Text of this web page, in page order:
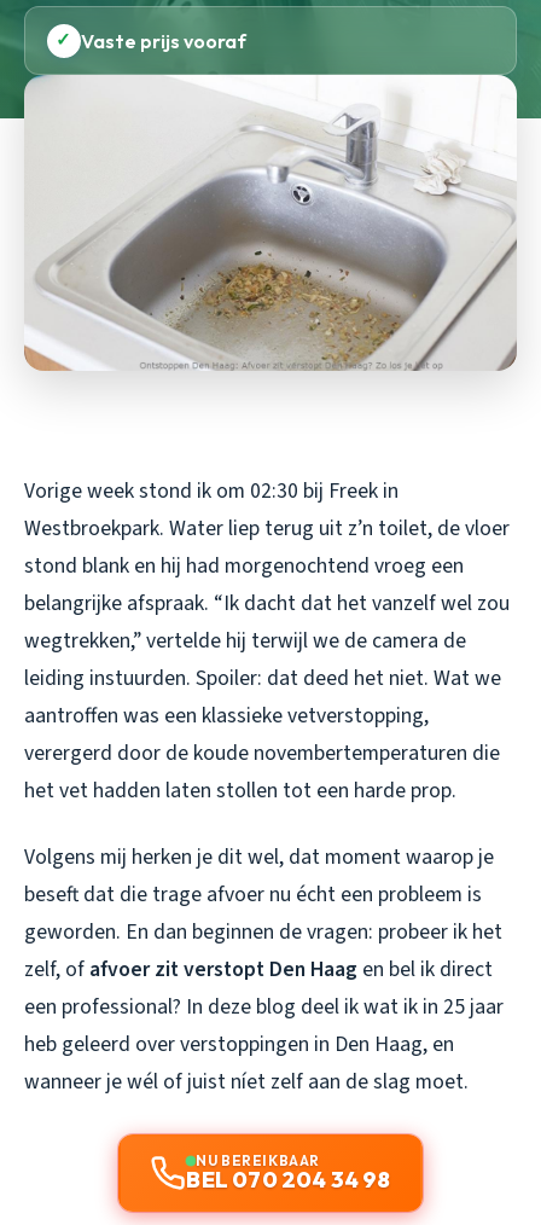
✓ Vaste prijs vooraf
Vorige week stond ik om 02:30 bij Freek in
Westbroekpark. Water liep terug uit z’n toilet, de vloer
stond blank en hij had morgenochtend vroeg een
belangrijke afspraak. “Ik dacht dat het vanzelf wel zou
wegtrekken,” vertelde hij terwijl we de camera de
leiding instuurden. Spoiler: dat deed het niet. Wat we
aantroffen was een klassieke vetverstopping,
verergerd door de koude novembertemperaturen die
het vet hadden laten stollen tot een harde prop.
Volgens mij herken je dit wel, dat moment waarop je
beseft dat die trage afvoer nu écht een probleem is
geworden. En dan beginnen de vragen: probeer ik het
zelf, of afvoer zit verstopt Den Haag en bel ik direct
een professional? In deze blog deel ik wat ik in 25 jaar
heb geleerd over verstoppingen in Den Haag, en
wanneer je wél of juist níet zelf aan de slag moet.
NU BEREIKBAAR
BEL 070 204 34 98